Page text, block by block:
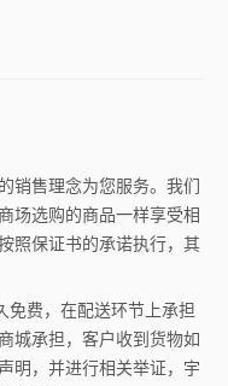
销售理念为您服务。我们
场选购的商品一样享受相
照保证书的承诺执行，其
免费，在配送环节上承担
城承担，客户收到货物如
明，并进行相关举证，宇